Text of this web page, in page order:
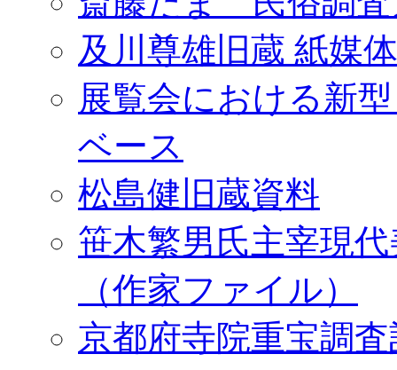
及川尊雄旧蔵 紙媒
展覧会における新
ベース
松島健旧蔵資料
笹木繁男氏主宰現
（作家ファイル）
京都府寺院重宝調